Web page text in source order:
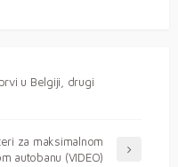
u Belgiji, drugi
za maksimalnom
autobanu (VIDEO)